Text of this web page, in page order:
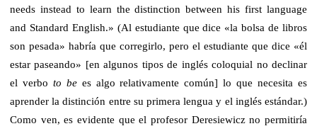
needs instead to learn the distinction between his first language
and Standard English.» (Al estudiante que dice «la bolsa de libros
son pesada» habría que corregirlo, pero el estudiante que dice «él
estar paseando» [en algunos tipos de inglés coloquial no declinar
el verbo to bees algo relativamente común] lo que necesita es
aprender la distinción entre su primera lengua y el inglés estándar.)
Como ven, es evidente que el profesor Deresiewicz no permitiría